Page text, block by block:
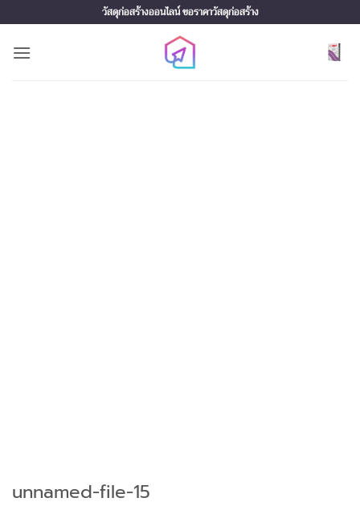
to
content
วัสดุก่อสร้างออนไลน์ ขอราคาวัสดุก่อสร้าง
unnamed-file-15